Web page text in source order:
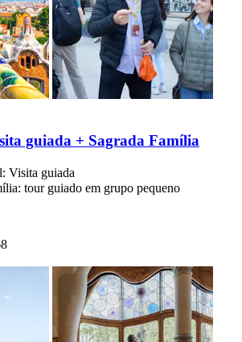
guiada + Sagrada Família
Visita guiada
tour guiado em grupo pequeno